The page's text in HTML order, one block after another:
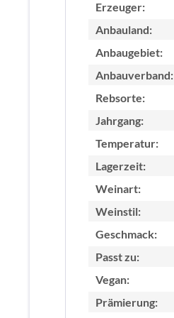
Erzeuger:
Anbauland:
Anbaugebiet:
Anbauverband:
Rebsorte:
Jahrgang:
Temperatur:
Lagerzeit:
Weinart:
Weinstil:
Geschmack:
Passt zu:
Vegan:
Prämierung: